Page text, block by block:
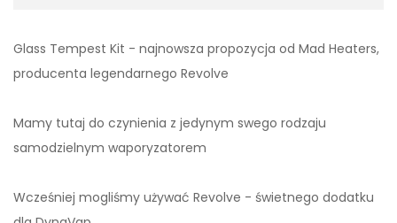
Glass Tempest Kit - najnowsza propozycja od Mad Heaters,
producenta legendarnego Revolve
Mamy tutaj do czynienia z jedynym swego rodzaju
samodzielnym waporyzatorem
Wcześniej mogliśmy używać Revolve - świetnego dodatku